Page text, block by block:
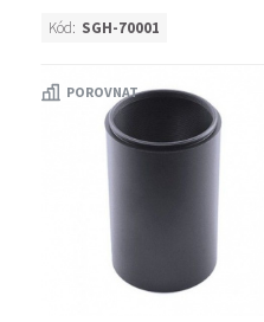
Kód: SGH-70001
POROVNAT